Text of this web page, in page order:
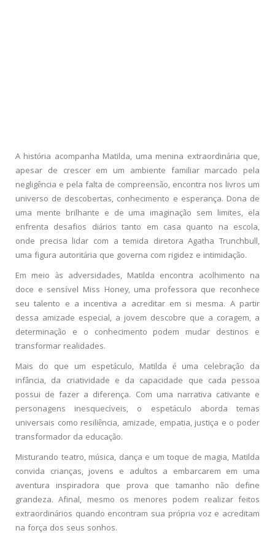
A história acompanha Matilda, uma menina extraordinária que,
apesar de crescer em um ambiente familiar marcado pela
negligência e pela falta de compreensão, encontra nos livros um
universo de descobertas, conhecimento e esperança. Dona de
uma mente brilhante e de uma imaginação sem limites, ela
enfrenta desafios diários tanto em casa quanto na escola,
onde precisa lidar com a temida diretora Agatha Trunchbull,
uma figura autoritária que governa com rigidez e intimidação.
Em meio às adversidades, Matilda encontra acolhimento na
doce e sensível Miss Honey, uma professora que reconhece
seu talento e a incentiva a acreditar em si mesma. A partir
dessa amizade especial, a jovem descobre que a coragem, a
determinação e o conhecimento podem mudar destinos e
transformar realidades.
Mais do que um espetáculo, Matilda é uma celebração da
infância, da criatividade e da capacidade que cada pessoa
possui de fazer a diferença. Com uma narrativa cativante e
personagens inesquecíveis, o espetáculo aborda temas
universais como resiliência, amizade, empatia, justiça e o poder
transformador da educação.
Misturando teatro, música, dança e um toque de magia, Matilda
convida crianças, jovens e adultos a embarcarem em uma
aventura inspiradora que prova que tamanho não define
grandeza. Afinal, mesmo os menores podem realizar feitos
extraordinários quando encontram sua própria voz e acreditam
na força dos seus sonhos.